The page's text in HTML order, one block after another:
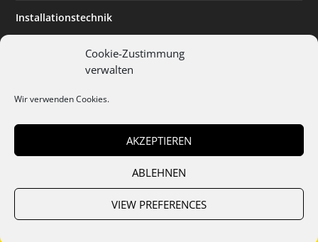
Cookie-Zustimmung
verwalten
Wir verwenden Cookies.
AKZEPTIEREN
ABLEHNEN
VIEW PREFERENCES
Installationstechnik
Planen & Bauen
Installateur des Monats
Mediadaten Cookies Datenschutz